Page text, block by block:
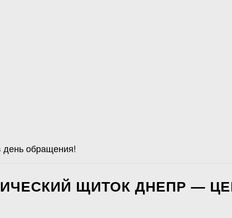
день обращения!
ЩИТОК ДНЕПР —